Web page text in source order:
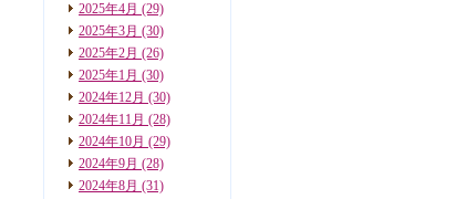
2025年4月 (29)
2025年3月 (30)
2025年2月 (26)
2025年1月 (30)
2024年12月 (30)
2024年11月 (28)
2024年10月 (29)
2024年9月 (28)
2024年8月 (31)